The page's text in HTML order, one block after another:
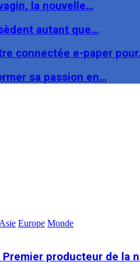
la nouvelle…
autant que…
connectée e-paper
sa passion en…
Asie Europe Monde
Premier producteur de la